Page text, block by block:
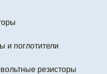
и поглотители
резисторы